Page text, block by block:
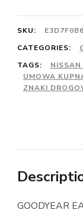
SKU:
CATEGORIES:
TAGS:
UMOWA
ZNAKI
GOODYEAR